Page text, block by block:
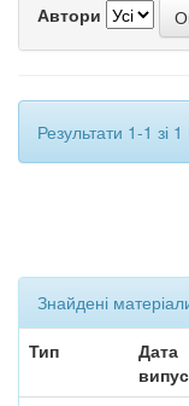
Автори
Результати 1-1 зі
Знайдені
Тип
Дата